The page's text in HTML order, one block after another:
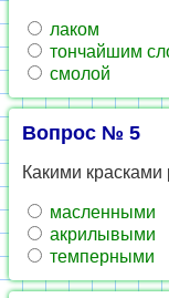
лаком
тончайшим
смолой
Вопрос № 5
Какими
масленными
акрилывыми
темперными